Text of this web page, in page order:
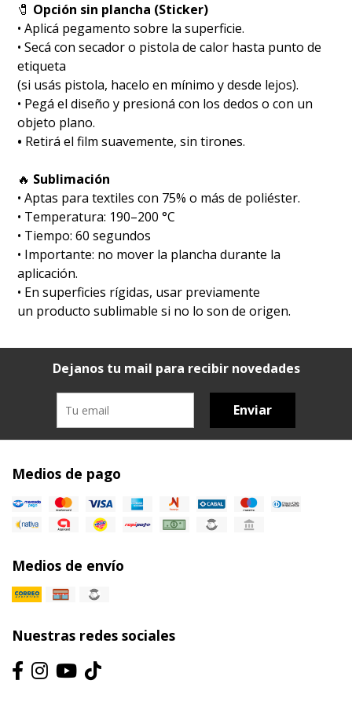
🧷 Opción sin plancha (Sticker)
• Aplicá pegamento sobre la superficie.
• Secá con secador o pistola de calor hasta punto de
etiqueta
(si usás pistola, hacelo en mínimo y desde lejos).
• Pegá el diseño y presioná con los dedos o con un
objeto plano.
• Retirá el film suavemente, sin tirones.
🔥 Sublimación
•⁠ ⁠Aptas para textiles con 75% o más de poliéster.
•⁠ ⁠Temperatura: 190–200 °C
•⁠ ⁠Tiempo: 60 segundos
•⁠ ⁠Importante: no mover la plancha durante la
aplicación.
•⁠ ⁠En superficies rígidas, usar previamente
un producto sublimable si no lo son de origen.
Dejanos tu mail para recibir novedades
Enviar
Medios de pago
Medios de envío
Nuestras redes sociales